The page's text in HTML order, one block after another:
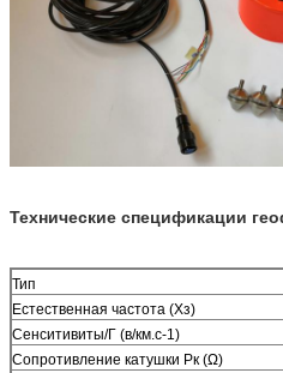
Технические спецификации
Тип
Естественная частота (Хз)
Сенситивиты/Г (в/км.с-1)
Сопротивление катушки Рк (Ω)